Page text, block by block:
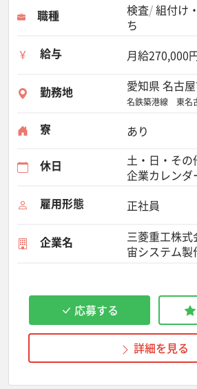
職種 検査 組付け
ち
給与
月給270,000
勤務地 愛知県 名古
名鉄築港線 東名
寮 あり
休日
土・日・その
企業カレンダ
雇用形態
正社員
企業名
三菱重工株
宙システム
応募する
詳細を見る